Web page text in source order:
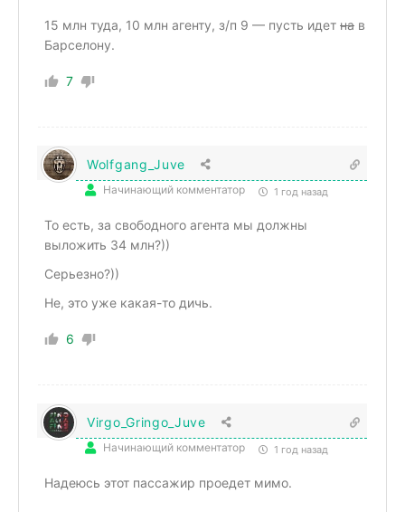
15 млн туда, 10 млн агенту, з/п 9 — пусть идет на в
Барселону.
7
Wolfgang_Juve
Начинающий комментатор 1 год назад
То есть, за свободного агента мы должны
выложить 34 млн?))
Серьезно?))
Не, это уже какая-то дичь.
6
Virgo_Gringo_Juve
Начинающий комментатор 1 год назад
Надеюсь этот пассажир проедет мимо.